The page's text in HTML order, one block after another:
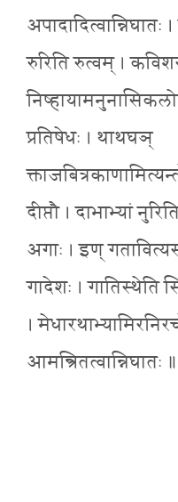
रुरिति रुत्वम् ।
प्रतिषेधः । थाथघञ्
दीप्तौ । दाभाभ्यां
अगाः । इण्
गादेशः । गातिस्थेति
।
आमन्त्रितत्वान्निघातः